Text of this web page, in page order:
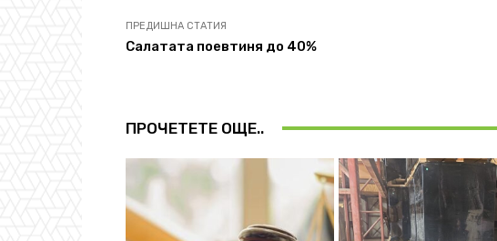
ПРЕДИШНА СТАТИЯ
Салатата поевтиня до 40%
ПРОЧЕТЕТЕ ОЩЕ..